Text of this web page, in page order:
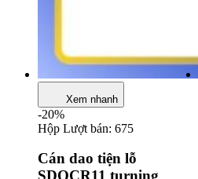
Xem nhanh
-20%
Hộp Lượt bán: 675
Cán dao tiện lỗ